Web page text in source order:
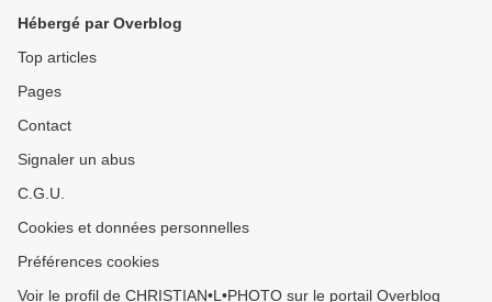
Hébergé par Overblog
Top articles
Pages
Contact
Signaler un abus
C.G.U.
Cookies et données personnelles
Préférences cookies
Voir le profil de CHRISTIAN•L•PHOTO sur le portail Overblog